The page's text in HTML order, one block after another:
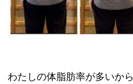
わたしの体脂肪率が多いから